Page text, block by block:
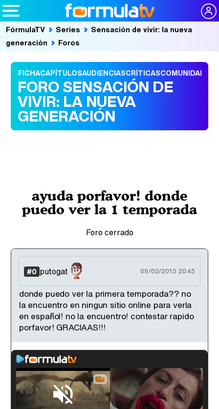
FórmulaTV Series
Sensación de vivir: la nueva
generación
Foros
FICHACAPÍTULOSAUDIENCIASCRÍTICASCOMUNIDAD
FORO SENSACIÓN DE
VIVIR: LA NUEVA
GENERACIÓN
ayuda porfavor! donde
puedo ver la 1 temporada
Foro cerrado
#0 putogat 09/02/2013 20:45
donde puedo ver la primera temporada?? no
la encuentro en ningun sitio online para verla
en español! no la encuentro! contestar rapido
porfavor! GRACIAAS!!!
33.30%